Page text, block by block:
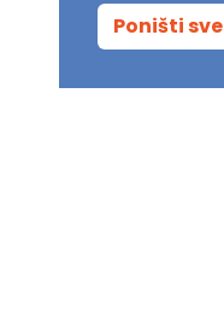
Poništi sve